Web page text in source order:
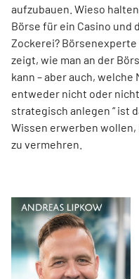
aufzubauen. Wieso
Börse für ein Casino und
Zockerei?
zeigt, wie man an der
kann – aber auch,
entweder nicht oder
strategisch anlegen “ ist
Wissen erwerben
zu vermehren.